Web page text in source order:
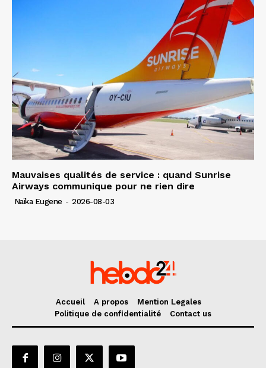
Mauvaises qualités de service : quand Sunrise
Airways communique pour ne rien dire
Naïka Eugene - 2026-08-03
Accueil A propos
Mention Legales
Politique de confidentialité
Contact us